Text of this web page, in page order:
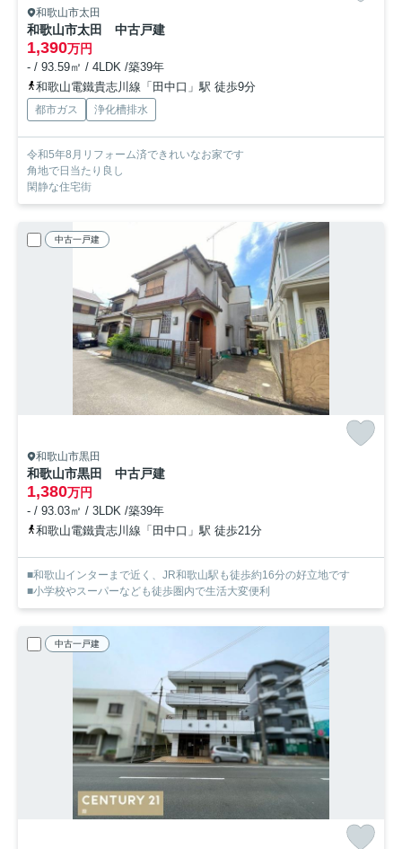
和歌山市太田
和歌山市太田 中古戸建
1,390万円
- / 93.59㎡ / 4LDK /築39年
和歌山電鐵貴志川線「田中口」駅 徒歩9分
都市ガス 浄化槽排水
令和5年8月リフォーム済できれいなお家です
角地で日当たり良し
閑静な住宅街
中古一戸建
和歌山市黒田
和歌山市黒田 中古戸建
1,380万円
- / 93.03㎡ / 3LDK /築39年
和歌山電鐵貴志川線「田中口」駅 徒歩21分
■和歌山インターまで近く、JR和歌山駅も徒歩約16分の好立地です
■小学校やスーパーなども徒歩圏内で生活大変便利
中古一戸建